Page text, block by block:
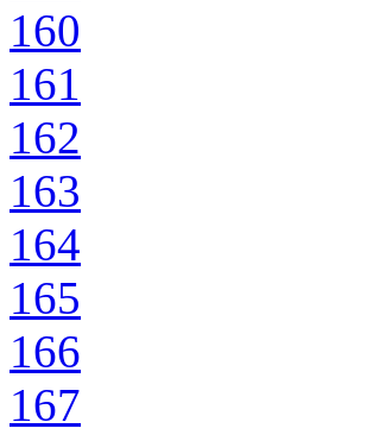
160
161
162
163
164
165
166
167